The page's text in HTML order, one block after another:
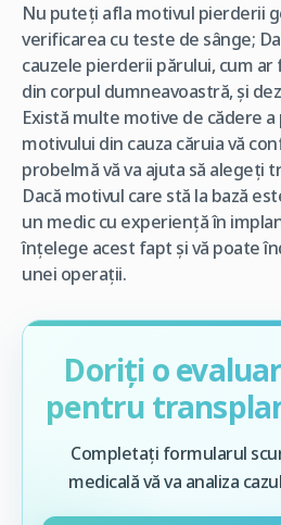
Nu puteţi afla motivul pierderii
verificarea cu teste de sânge;
cauzele pierderii părului, cum ar
din corpul dumneavoastră, şi
Există multe motive de cădere
motivului din cauza căruia vă
probelmă vă va ajuta să alegeţi
Dacă motivul care stă la bază
un medic cu experienţă în
înţelege acest fapt şi vă poate
unei operaţii.
Doriți o
pentru
Completați formularul
medicală vă va analiza